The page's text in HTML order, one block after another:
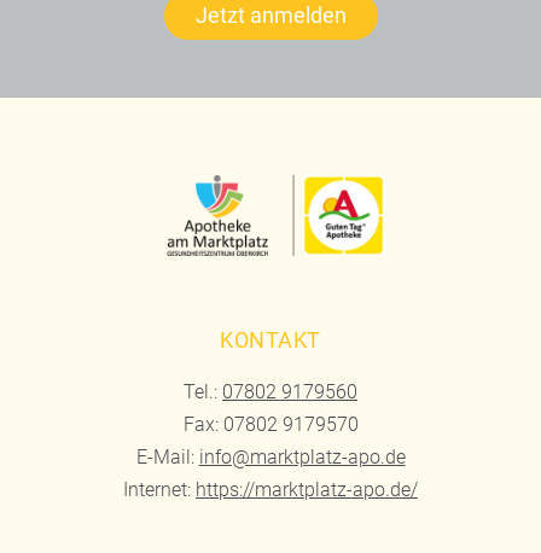
Jetzt anmelden
KONTAKT
Tel.: 07802 9179560
Fax: 07802 9179570
E-Mail: info@marktplatz-apo.de
Internet: https://marktplatz-apo.de/